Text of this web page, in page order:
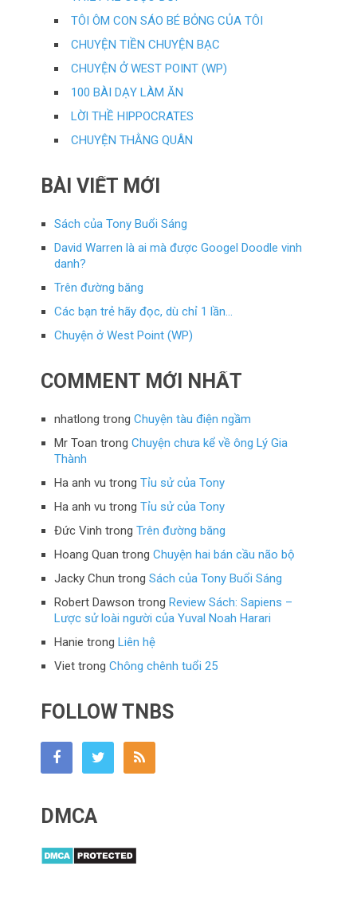
TÔI ÔM CON SÁO BÉ BỎNG CỦA TÔI
CHUYỆN TIỀN CHUYỆN BẠC
CHUYỆN Ở WEST POINT (WP)
100 BÀI DẠY LÀM ĂN
LỜI THỀ HIPPOCRATES
CHUYỆN THẰNG QUÂN
BÀI VIẾT MỚI
Sách của Tony Buổi Sáng
David Warren là ai mà được Googel Doodle vinh
danh?
Trên đường băng
Các bạn trẻ hãy đọc, dù chỉ 1 lần…
Chuyện ở West Point (WP)
COMMENT MỚI NHẤT
nhatlong trongChuyện tàu điện ngầm
Mr Toan trongChuyện chưa kể về ông Lý Gia
Thành
Ha anh vu trongTỉu sử của Tony
Ha anh vu trongTỉu sử của Tony
Đức Vinh trongTrên đường băng
Hoang Quan trongChuyện hai bán cầu não bộ
Jacky Chun trongSách của Tony Buổi Sáng
Robert Dawson trongReview Sách: Sapiens –
Lược sử loài người của Yuval Noah Harari
Hanie trongLiên hệ
Viet trongChông chênh tuổi 25
FOLLOW TNBS
DMCA